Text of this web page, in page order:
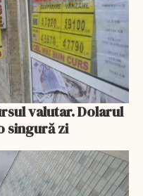
valutar. Dolarul
singură zi